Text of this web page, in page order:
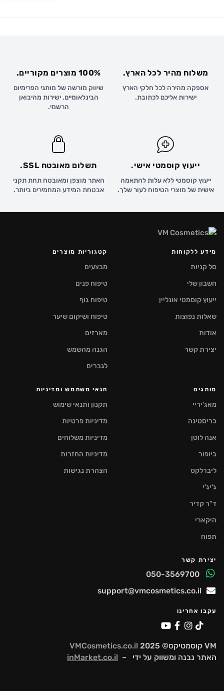
משלוח מהיר לכל הארץ.
אספקה מהירה לכל חלקי הארץ
ישירות אליכם לכתובת.
100% מוצרים מקוריים.
שיווק מורשה של מותגי הפרימיום
הבינלאומיים, ישירות מהיבואן
הרשמי.
ייעוץ קוסמטי אישי.
ייעוץ קוסמטי ללא עלות להתאמה
אישית של מוצרי הטיפוח לעור שלך.
תשלום מאובטח SSL.
האתר מוצפן ומאובטח תחת תקני
אבטחת המידע המחמירים ביותר.
מידע ללקוחות
סל קניות
חשבון שלי
ייעוץ קוסמטי אונליין
שאלות נפוצות
אודות
יצירת קשר
קטגוריות מוצרים
מבצעים
טיפוח פנים
טיפוח גוף
טיפוח ושיקום שיער
מארזים
הגנה מהשמש
לגברים
מותגים
מאג'יריי
כריסטינה
אנה לוטן
ביופור
ליברלקס
ג'יג'י
ד"ר קדיר
היקארי
תפוח
תנאי משתמש ומדיניות
תקנון ותנאי שימוש
מדיניות פרטיות
מדיניות משלוחים
מדיניות החזרות
הצהרת נגישות
יצירת קשר
support@vmcosmetics.co.il
עקבו אחרינו
VM קוסמטיקס© 2025
VMCosmetics.co.il
האתר נבנה ומשווק על ידי – inMarket.co.il